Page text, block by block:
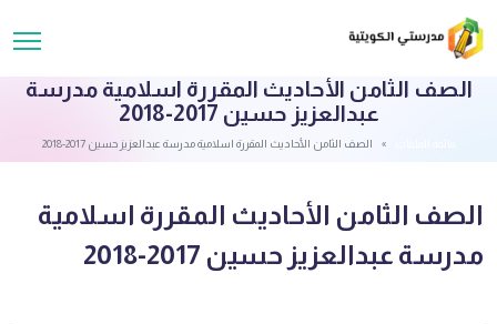
الصف الثامن الأحاديث المقررة اسلامية مدرسة
عبدالعزيز حسين 2017-2018
الصف الثامن الأحاديث المقررة اسلامية مدرسة عبدالعزيز حسين 2017-2018
الصف الثامن الأحاديث المقررة اسلامية
مدرسة عبدالعزيز حسين 2017-2018